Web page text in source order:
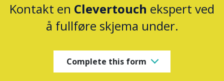
Kontakt en Clevertouch ekspert ved
å fullføre skjema under.
Complete this form